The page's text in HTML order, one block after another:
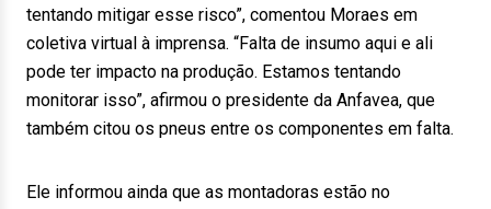
tentando mitigar esse risco”, comentou Moraes em
coletiva virtual à imprensa. “Falta de insumo aqui e ali
pode ter impacto na produção. Estamos tentando
monitorar isso”, afirmou o presidente da Anfavea, que
também citou os pneus entre os componentes em falta.
Ele informou ainda que as montadoras estão no